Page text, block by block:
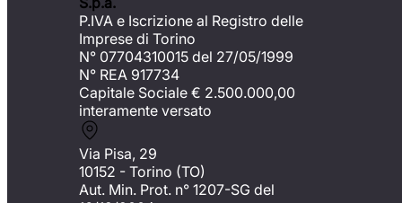
P.IVA e Iscrizione al Registro delle
Imprese di Torino
N° 07704310015 del 27/05/1999
N° REA 917734
Capitale Sociale € 2.500.000,00
interamente versato
Via Pisa, 29
10152 - Torino (TO)
Aut. Min. Prot. n° 1207-SG del